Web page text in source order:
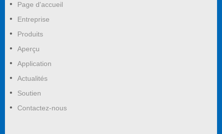
Page d'accueil
Entreprise
Produits
Aperçu
Application
Actualités
Soutien
Contactez-nous